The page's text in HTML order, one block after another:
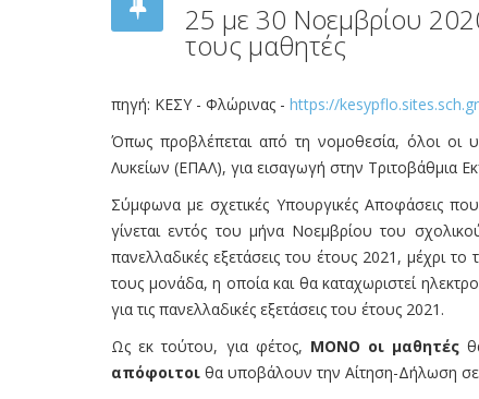
25 με 30 Νοεμβρίου
τους μαθητές
πηγή: ΚΕΣΥ - Φλώρινας - https://
Όπως προβλέπεται από τη νομοθεσία, όλοι οι
Λυκείων (ΕΠΑΛ), για εισαγωγή στην Τριτοβάθμια
Σύμφωνα με σχετικές Υπουργικές Αποφάσεις
γίνεται εντός του μήνα Νοεμβρίου του
πανελλαδικές εξετάσεις του έτους 2021, μέχρι
τους μονάδα, η οποία και θα καταχωριστεί
για τις πανελλαδικές εξετάσεις του έτους 2021.
Ως εκ τούτου, για φέτος, ΜΟΝΟ οι μαθητές
απόφοιτοι θα υποβάλουν την Αίτηση-Δήλωση σε